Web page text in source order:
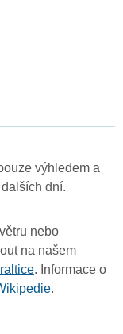
výhledem a
dní.
nebo
na našem
. Informace o
.